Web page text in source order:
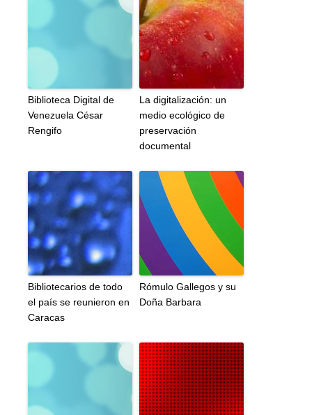
Biblioteca Digital de
Venezuela César
Rengifo
La digitalización: un
medio ecológico de
preservación
documental
Bibliotecarios de todo
el país se reunieron en
Caracas
Rómulo Gallegos y su
Doña Barbara